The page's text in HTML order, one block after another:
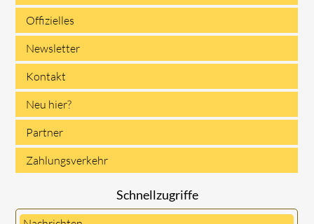
Offizielles
Newsletter
Kontakt
Neu hier?
Partner
Zahlungsverkehr
Schnellzugriffe